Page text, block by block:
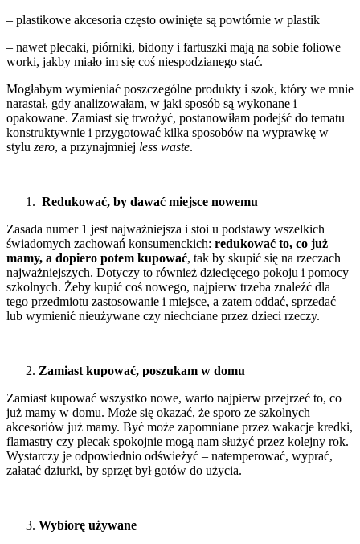
– plastikowe akcesoria często owinięte są powtórnie w plastik
– nawet plecaki, piórniki, bidony i fartuszki mają na sobie foliowe
worki, jakby miało im się coś niespodzianego stać.
Mogłabym wymieniać poszczególne produkty i szok, który we mnie
narastał, gdy analizowałam, w jaki sposób są wykonane i
opakowane. Zamiast się trwożyć, postanowiłam podejść do tematu
konstruktywnie i przygotować kilka sposobów na wyprawkę w
stylu zero, a przynajmniej less waste.
Redukować, by dawać miejsce nowemu
Zasada numer 1 jest najważniejsza i stoi u podstawy wszelkich
świadomych zachowań konsumenckich: redukować to, co już
mamy, a dopiero potem kupować, tak by skupić się na rzeczach
najważniejszych. Dotyczy to również dziecięcego pokoju i pomocy
szkolnych. Żeby kupić coś nowego, najpierw trzeba znaleźć dla
tego przedmiotu zastosowanie i miejsce, a zatem oddać, sprzedać
lub wymienić nieużywane czy niechciane przez dzieci rzeczy.
Zamiast kupować, poszukam w domu
Zamiast kupować wszystko nowe, warto najpierw przejrzeć to, co
już mamy w domu. Może się okazać, że sporo ze szkolnych
akcesoriów już mamy. Być może zapomniane przez wakacje kredki,
flamastry czy plecak spokojnie mogą nam służyć przez kolejny rok.
Wystarczy je odpowiednio odświeżyć – natemperować, wyprać,
załatać dziurki, by sprzęt był gotów do użycia.
Wybiorę używane